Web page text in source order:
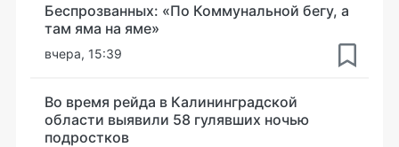
Беспрозванных: «По Коммунальной бегу, а
там яма на яме»
вчера, 15:39
Во время рейда в Калининградской
области выявили 58 гулявших ночью
подростков